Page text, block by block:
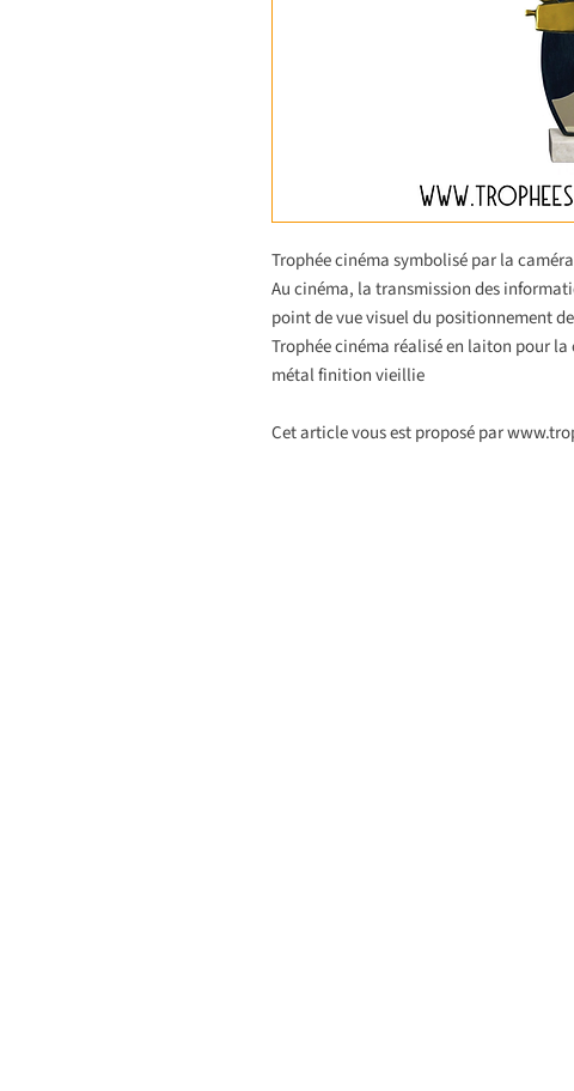
Trophée cinéma symbolisé par la
Au cinéma, la transmission des
point de vue visuel du positionnement
Trophée cinéma réalisé en laiton pour
métal finition vieillie
Cet article vous est proposé par